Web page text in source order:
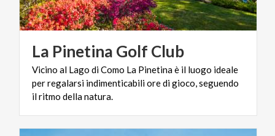
La Pinetina Golf Club
Vicino al Lago di Como La Pinetina è il luogo ideale
per regalarsi indimenticabili ore di gioco, seguendo
il ritmo della natura.